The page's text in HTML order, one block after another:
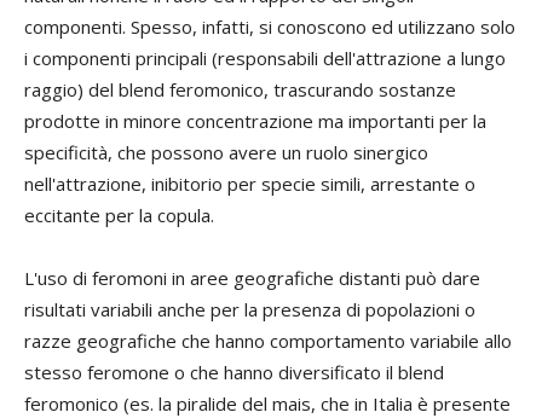
componenti. Spesso, infatti, si conoscono ed utilizzano solo
i componenti principali (responsabili dell'attrazione a lungo
raggio) del blend feromonico, trascurando sostanze
prodotte in minore concentrazione ma importanti per la
specificità, che possono avere un ruolo sinergico
nell'attrazione, inibitorio per specie simili, arrestante o
eccitante per la copula.
L'uso di feromoni in aree geografiche distanti può dare
risultati variabili anche per la presenza di popolazioni o
razze geografiche che hanno comportamento variabile allo
stesso feromone o che hanno diversificato il blend
feromonico (es. la piralide del mais, che in Italia è presente